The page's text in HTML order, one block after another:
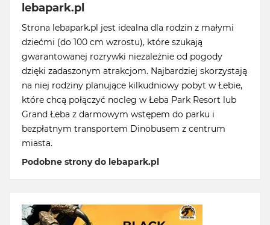
lebapark.pl
Strona lebapark.pl jest idealna dla rodzin z małymi
dziećmi (do 100 cm wzrostu), które szukają
gwarantowanej rozrywki niezależnie od pogody
dzięki zadaszonym atrakcjom. Najbardziej skorzystają
na niej rodziny planujące kilkudniowy pobyt w Łebie,
które chcą połączyć nocleg w Łeba Park Resort lub
Grand Łeba z darmowym wstępem do parku i
bezpłatnym transportem Dinobusem z centrum
miasta.
Podobne strony do lebapark.pl